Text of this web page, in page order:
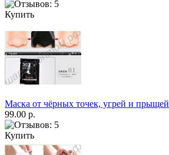
Купить
Маска от чёрных точек, угрей и прыщей
99.00 р.
Купить